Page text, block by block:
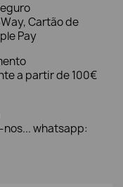
Cartão de
Pay
a partir de 100€
nos... whatsapp: